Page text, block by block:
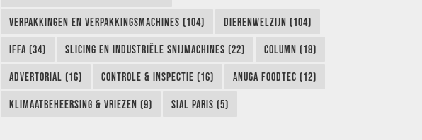
VERPAKKINGEN EN VERPAKKINGSMACHINES (104) DIERENWELZIJN (104)
IFFA (34) SLICING EN INDUSTRIËLE SNIJMACHINES (22) COLUMN (18)
ADVERTORIAL (16) CONTROLE & INSPECTIE (16) ANUGA FOODTEC (12)
KLIMAATBEHEERSING & VRIEZEN (9) SIAL PARIS (5)